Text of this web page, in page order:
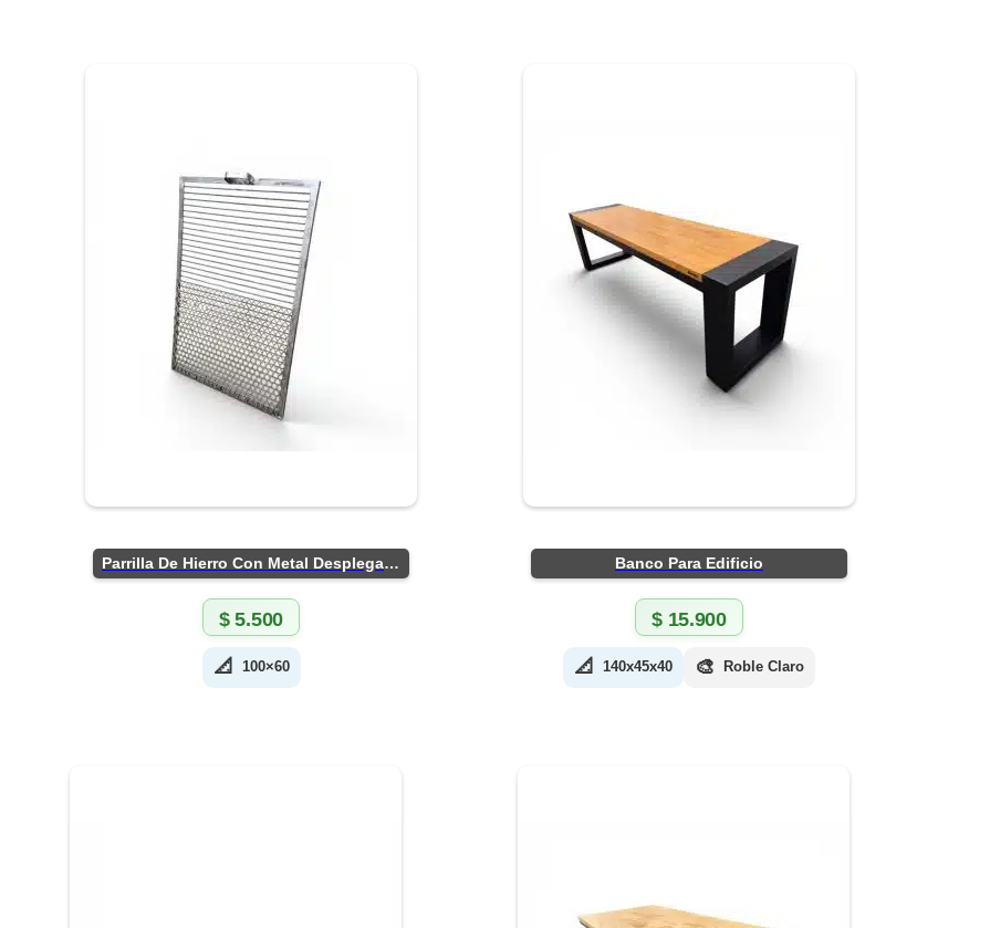
Parrilla De Hierro Con Metal Desplegado
$5.500
📐 100×60
Banco Para Edificio
$15.900
📐 140x45x40 🎨 Roble Claro